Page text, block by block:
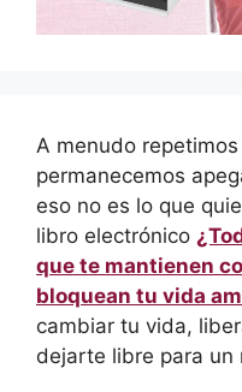
A menudo
permanecemos
eso no es lo que
libro electrónico
que te mantienen
bloquean tu vida
cambiar tu vida,
dejarte libre para un